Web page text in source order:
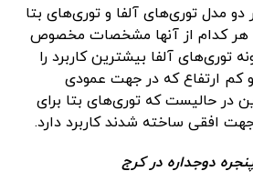
مدل توری‌های آلفا و توری‌های بتا
هر کدام از آنها مشخصات مخصوص
توری‌های آلفا بیشترین کاربرد را
کم ارتفاع که در جهت عمودی
در حالیست که توری‌های بتا برای
افقی ساخته شدند کاربرد دارد.
دوجداره در کرج